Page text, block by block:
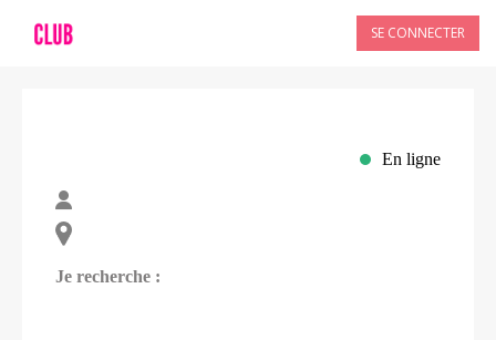
SE CONNECTER
En ligne
Je recherche :